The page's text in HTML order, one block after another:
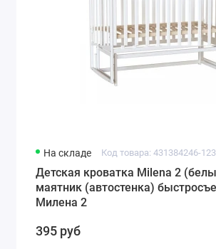
На складе Код товара: 431384246-
Детская кроватка Milena 2
маятник (автостенка)
Милена 2
395 руб